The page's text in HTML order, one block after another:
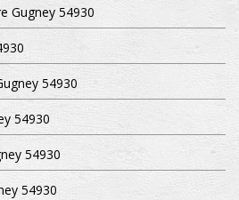
Gugney 54930
54930
54930
54930
54930